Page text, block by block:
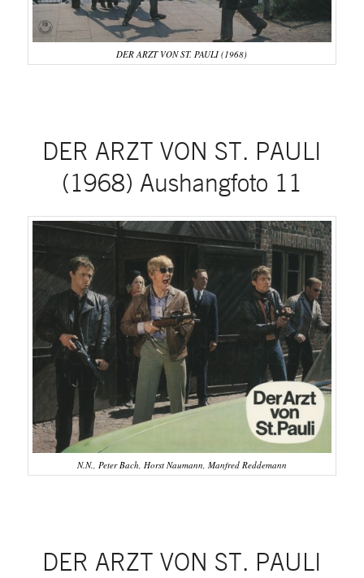
DER ARZT VON ST. PAULI (1968)
DER ARZT VON ST. PAULI
(1968) Aushangfoto 11
N.N., Peter Bach, Horst Naumann, Manfred Reddemann
DER ARZT VON ST. PAULI